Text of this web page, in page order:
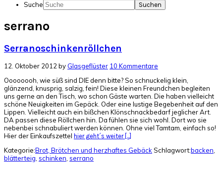
Suche
serrano
Serranoschinkenröllchen
12. Oktober 2012 by Glasgeflüster 10 Kommentare
Oooooooh, wie süß sind DIE denn bitte? So schnuckelig klein,
glänzend, knusprig, salzig, fein! Diese kleinen Freundchen begleiten
uns gerne an den Tisch, wo schon Gäste warten. Die haben vielleicht
schöne Neuigkeiten im Gepäck. Oder eine lustige Begebenheit auf den
Lippen. Vielleicht auch ein bißchen Klönschnackbedarf jeglicher Art.
DA passen diese Röllchen hin. Da fühlen sie sich wohl. Dort wo sie
nebenbei schnabuliert werden können. Ohne viel Tamtam, einfach so!
Hier der Einkaufszettel hier geht´s weiter [...]
Kategorie:Brot, Brötchen und herzhaftes Gebäck Schlagwort:backen
blätterteig schinken serrano